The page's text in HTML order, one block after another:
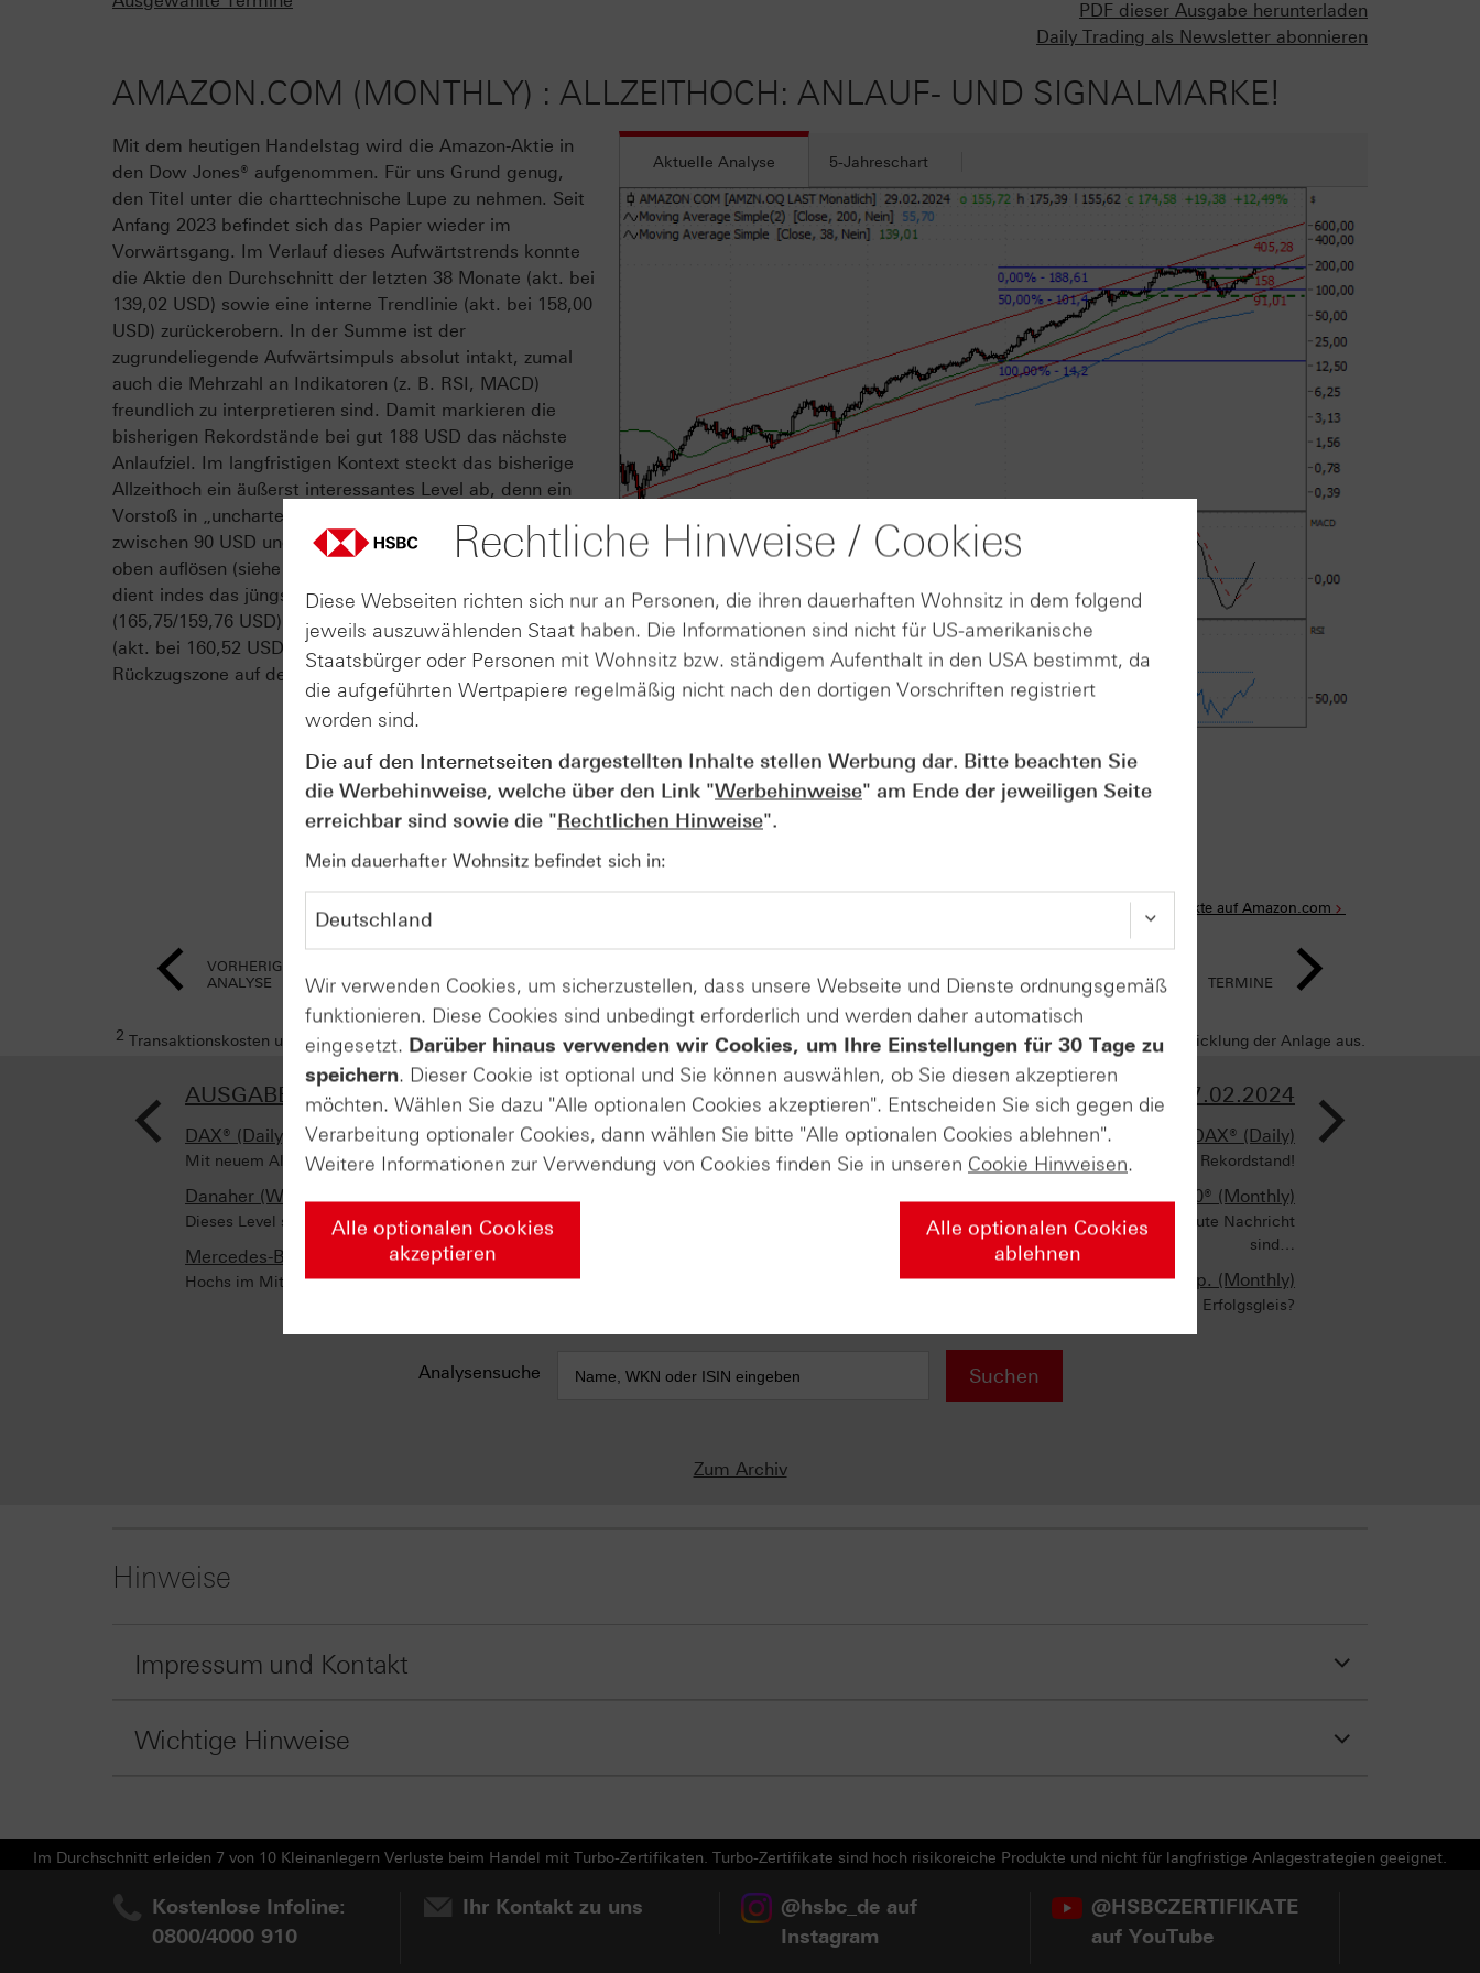
PDF dieser Ausgabe herunterladen
Daily Trading als Newsletter abonnieren
AMAZON.COM (MONTHLY) : ALLZEITHOCH: ANLAUF- UND SIGNALMARKE!
Aktuelle Analyse 5-Jahreschart
Quelle: Refinitiv, tradesignal² / 5-Jahreschart im Anhang
Mit dem heutigen Handelstag wird die Amazon-Aktie in
den Dow Jones® aufgenommen. Für uns Grund genug,
den Titel unter die charttechnische Lupe zu nehmen. Seit
Anfang 2023 befindet sich das Papier wieder im
Vorwärtsgang. Im Verlauf dieses Aufwärtstrends konnte
die Aktie den Durchschnitt der letzten 38 Monate (akt. bei
139,02 USD) sowie eine interne Trendlinie (akt. bei 158,00
USD) zurückerobern. In der Summe ist der
zugrundeliegende Aufwärtsimpuls absolut intakt, zumal
auch die Mehrzahl an Indikatoren (z. B. RSI, MACD)
freundlich zu interpretieren sind. Damit markieren die
bisherigen Rekordstände bei gut 188 USD das nächste
Anlaufziel. Im langfristigen Kontext steckt das bisherige
Allzeithoch ein äußerst interessantes Level ab, denn ein
Vorstoß in „uncharted territory“ würde die Schiebezone
zwischen 90 USD und 190 USD der letzten fünf Jahre nach
oben auflösen (siehe Chart). Unter Risikogesichtspunkten
dient indes das jüngste Aufwärtsgap auf Tagesbasis
(165,75/159,76 USD) – verstärkt durch die 38-Tages-Linie
(akt. bei 160,52 USD) – als eine erste sinnvolle
Rückzugszone auf der Unterseite.
Alle Produkte auf Amazon.com
VORHERIGE
ANALYSE
TERMINE
2 Transaktionskosten und Ihr Depotpreis (soweit diese anfallen) sind in der Darstellung nicht berücksichtigt und wirken sich negativ auf die Wertentwicklung der Anlage aus.
< >
AUSGABE VOM 23.02.2024
DAX® (Daily)
Mit neuem Allzeithoch
Danaher (Weekly)
Dieses Level sollten Sie kennen!
Mercedes-Benz Group (Weekly)
Hochs im Mittelpunkt
AUSGABE VOM 27.02.2024
DAX® (Daily)
Kursindex mit neuem Rekordstand!
S&P 500® (Monthly)
Warum +15% in 3 Monaten eine gute Nachricht
sind…
Union Pacific Corp. (Monthly)
Zurück auf dem Erfolgsgleis?
AUSGABE VOM 26.02.2024
DAX® (Weekly)
Momentum nimmt wieder zu
Analysensuche Suchen
Zum Archiv
Hinweise
Impressum und Kontakt
Wichtige Hinweise
Im Durchschnitt erleiden 7 von 10 Kleinanlegern Verluste beim Handel mit Turbo-Zertifikaten. Turbo-Zertifikate sind hoch risikoreiche Produkte und nicht für langfristige Anlagestrategien geeignet.
Kostenlose Infoline:
0800/4000 910
Ihr Kontakt zu uns
@hsbc_de auf
Instagram
@HSBCZERTIFIKATE
auf YouTube
Rechtliche Hinweise / Cookies
Diese Webseiten richten sich nur an Personen, die ihren dauerhaften Wohnsitz in dem folgend
jeweils auszuwählenden Staat haben. Die Informationen sind nicht für US-amerikanische
Staatsbürger oder Personen mit Wohnsitz bzw. ständigem Aufenthalt in den USA bestimmt, da
die aufgeführten Wertpapiere regelmäßig nicht nach den dortigen Vorschriften registriert
worden sind.
Die auf den Internetseiten dargestellten Inhalte stellen Werbung dar. Bitte beachten Sie
die Werbehinweise, welche über den Link "Werbehinweise" am Ende der jeweiligen Seite
erreichbar sind sowie die "Rechtlichen Hinweise".
Mein dauerhafter Wohnsitz befindet sich in:
Wir verwenden Cookies, um sicherzustellen, dass unsere Webseite und Dienste ordnungsgemäß
funktionieren. Diese Cookies sind unbedingt erforderlich und werden daher automatisch
eingesetzt. Darüber hinaus verwenden wir Cookies, um Ihre Einstellungen für 30 Tage zu
speichern. Dieser Cookie ist optional und Sie können auswählen, ob Sie diesen akzeptieren
möchten. Wählen Sie dazu "Alle optionalen Cookies akzeptieren". Entscheiden Sie sich gegen die
Verarbeitung optionaler Cookies, dann wählen Sie bitte "Alle optionalen Cookies ablehnen".
Weitere Informationen zur Verwendung von Cookies finden Sie in unseren Cookie Hinweisen.
Alle optionalen Cookies
akzeptieren
Alle optionalen Cookies
ablehnen